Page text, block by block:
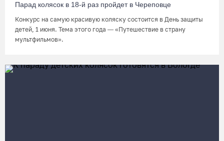
Парад колясок в 18-й раз пройдет в Череповце
Конкурс на самую красивую коляску состоится в День защиты
детей, 1 июня. Тема этого года — «Путешествие в страну
мультфильмов».